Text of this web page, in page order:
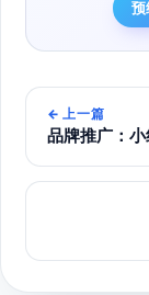
← 上一篇
品牌推广：